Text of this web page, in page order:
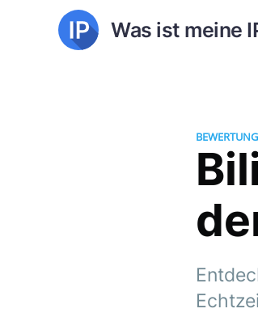
Was ist meine